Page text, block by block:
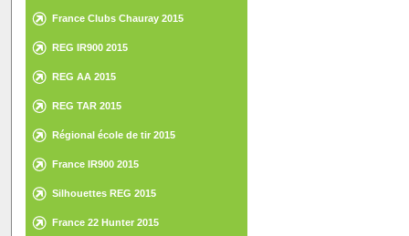
France Clubs Chauray 2015
REG IR900 2015
REG AA 2015
REG TAR 2015
Régional école de tir 2015
France IR900 2015
Silhouettes REG 2015
France 22 Hunter 2015